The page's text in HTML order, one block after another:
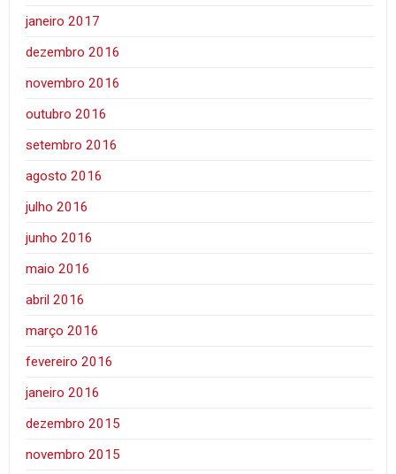
janeiro 2017
dezembro 2016
novembro 2016
outubro 2016
setembro 2016
agosto 2016
julho 2016
junho 2016
maio 2016
abril 2016
março 2016
fevereiro 2016
janeiro 2016
dezembro 2015
novembro 2015